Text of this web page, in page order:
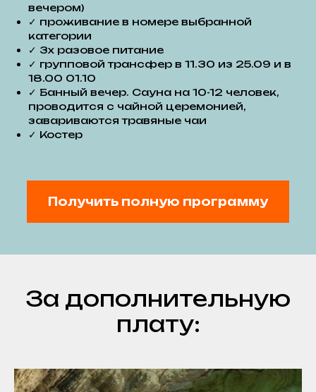
вечером)
✓ проживание в номере выбранной
категории
✓ 3х разовое питание
✓ групповой трансфер в 11.30 из 25.09 и в
18.00 01.10
✓ Банный вечер. Сауна на 10-12 человек,
проводится с чайной церемонией,
завариваются травяные чаи
✓ Костер
Получить полную программу
За дополнительную
плату: